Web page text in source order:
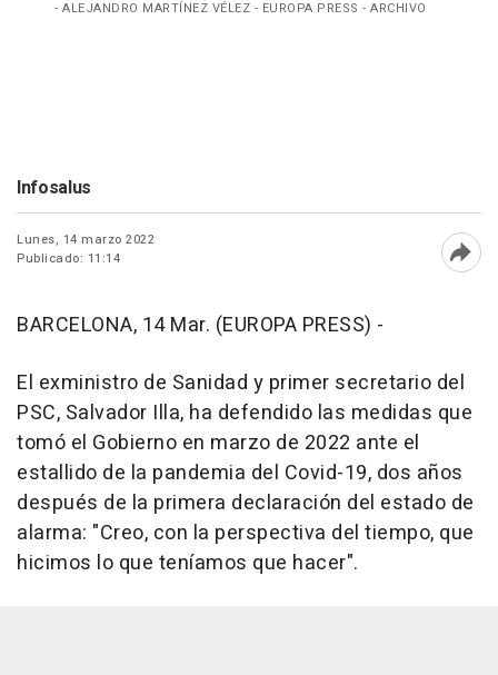
- ALEJANDRO MARTÍNEZ VÉLEZ - EUROPA PRESS - ARCHIVO
Infosalus
Lunes, 14 marzo 2022
Publicado: 11:14
BARCELONA, 14 Mar. (EUROPA PRESS) -
El exministro de Sanidad y primer secretario del
PSC, Salvador Illa, ha defendido las medidas que
tomó el Gobierno en marzo de 2022 ante el
estallido de la pandemia del Covid-19, dos años
después de la primera declaración del estado de
alarma: "Creo, con la perspectiva del tiempo, que
hicimos lo que teníamos que hacer".